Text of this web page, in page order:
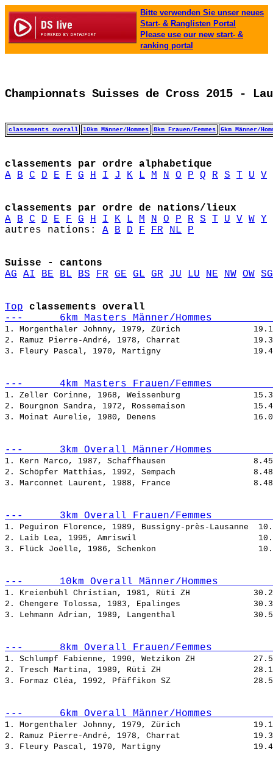
Bitte verwenden Sie unser neues
Start- & Ranglisten Portal
Please use our new start- &
ranking portal
Championnats Suisses de Cross 2015 -
classements overall 10km Männer/Hommes 8km Frauen/Femmes 6km Männer/
classements par ordre alphabetique
A
B C D E F G H I J K L M N O P Q R S T U V
classements par ordre de nations/lieux
A
B C D E F G H I K L M N O P R S T U V W
Y
autres nations: A B D F FR NL P
Suisse - cantons
AG
AI BE BL BS FR GE GL GR JU LU NE NW OW SG
Top
classements overall
---      6km Masters Männer/Hommes
1. Morgenthaler Johnny, 1979, Zürich
2. Ramuz Pierre-André, 1978, Charrat
3. Fleury Pascal, 1970, Martigny
---      4km Masters Frauen/Femmes
1. Zeller Corinne, 1968, Weissenburg
2. Bourgnon Sandra, 1972, Rossemaison
3. Moinat Aurelie, 1980, Denens
---      3km Overall Männer/Hommes
1. Kern Marco, 1987, Schaffhausen
2. Schöpfer Matthias, 1992, Sempach
3. Marconnet Laurent, 1988, France
---      3km Overall Frauen/Femmes
1. Peguiron Florence, 1989, Bussigny-près-Lausanne
2. Laib Lea, 1995, Amriswil
3. Flück Joëlle, 1986, Schenkon
---      10km Overall Männer/Hommes
1. Kreienbühl Christian, 1981, Rüti ZH
2. Chengere Tolossa, 1983, Epalinges
3. Lehmann Adrian, 1989, Langenthal
---      8km Overall Frauen/Femmes
1. Schlumpf Fabienne, 1990, Wetzikon ZH
2. Tresch Martina, 1989, Rüti ZH
3. Formaz Cléa, 1992, Pfäffikon SZ
---      6km Overall Männer/Hommes
1. Morgenthaler Johnny, 1979, Zürich
2. Ramuz Pierre-André, 1978, Charrat
3. Fleury Pascal, 1970, Martigny